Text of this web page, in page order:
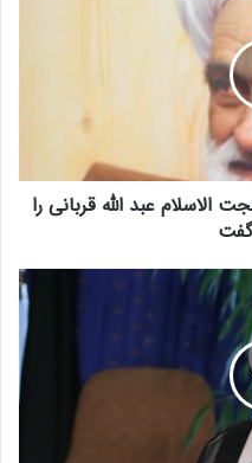
عبد الله قربانی را